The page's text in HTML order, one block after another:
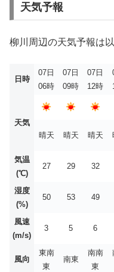
天気予報
柳川周辺の天気予報は
日時
07日
06時
07日
09時
07日
12時
天気
晴天
晴天 晴天
気温
(℃)
27 29 32
湿度
(%)
50 53 49
風速
(m/s)
3 5 6
風向
東南
東
南東
南南
東